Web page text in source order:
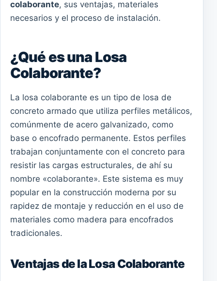
colaborante, sus ventajas, materiales
necesarios y el proceso de instalación.
¿Qué es una Losa
Colaborante?
La losa colaborante es un tipo de losa de
concreto armado que utiliza perfiles metálicos,
comúnmente de acero galvanizado, como
base o encofrado permanente. Estos perfiles
trabajan conjuntamente con el concreto para
resistir las cargas estructurales, de ahí su
nombre «colaborante». Este sistema es muy
popular en la construcción moderna por su
rapidez de montaje y reducción en el uso de
materiales como madera para encofrados
tradicionales.
Ventajas de la Losa Colaborante